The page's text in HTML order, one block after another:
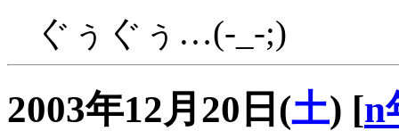
ぐぅぐぅ…(-_-;)
2003年12月20日(土) [n